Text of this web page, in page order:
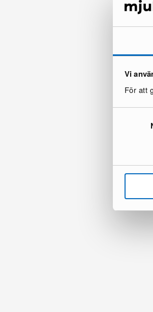
Vi
För att